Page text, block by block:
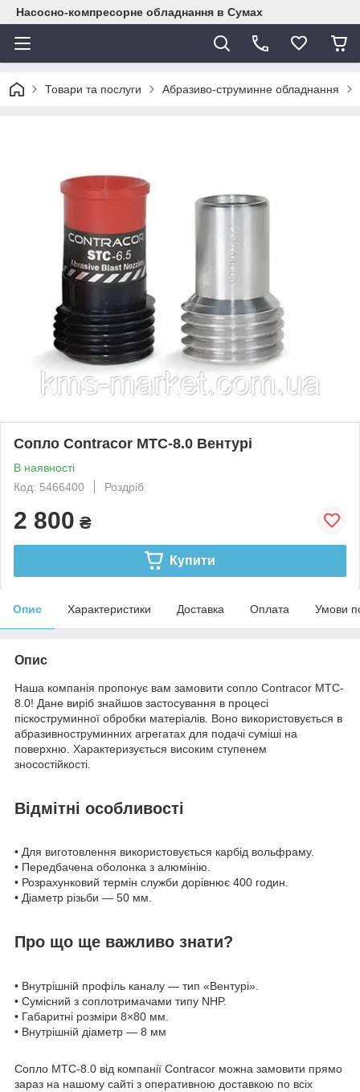
Насосно-компресорне обладнання в Сумах
Товари та послуги Абразиво-струминне обладнання
Сопло Contracor MTC-8.0 Вентурі
В наявності
Код: 5466400
Роздріб
2 800 ₴
Купити
Опис Характеристики Доставка Оплата Умови
Опис
Наша компанія пропонує вам замовити сопло Contracor MTC-
8.0! Дане виріб знайшов застосування в процесі
піскоструминної обробки матеріалів. Воно використовується в
абразивноструминних агрегатах для подачі суміші на
поверхню. Характеризується високим ступенем
зносостійкості.
Відмітні особливості
• Для виготовлення використовується карбід вольфраму.
• Передбачена оболонка з алюмінію.
• Розрахунковий термін служби дорівнює 400 годин.
• Діаметр різьби — 50 мм.
Про що ще важливо знати?
• Внутрішній профіль каналу — тип «Вентурі».
• Сумісний з соплотримачами типу NHP.
• Габаритні розміри 8×80 мм.
• Внутрішній діаметр — 8 мм
Сопло MTC-8.0 від компанії Contracor можна замовити прямо
зараз на нашому сайті з оперативною доставкою по всіх